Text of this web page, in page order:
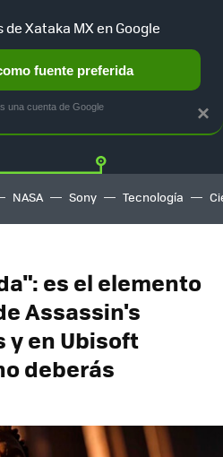
Twitter
NASA Sony Tecnología
es el elemento
Assassin's
y en Ubisoft
deberás
×
de Xataka MX en Google
fuente preferida
una cuenta de Google